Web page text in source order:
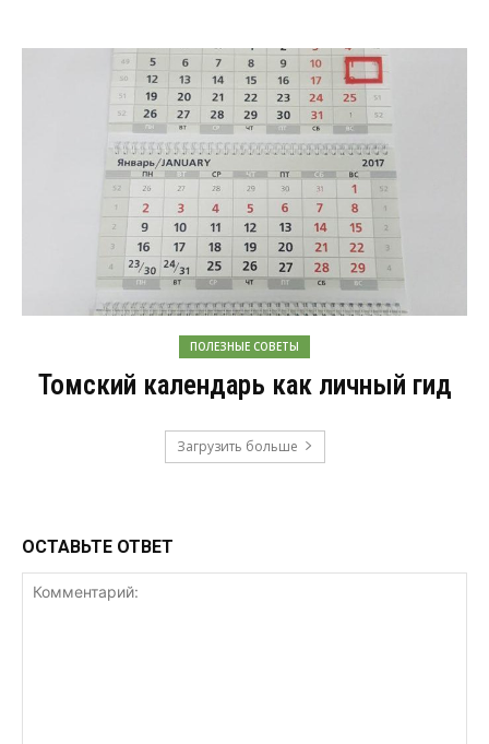
ПОЛЕЗНЫЕ СОВЕТЫ
Томский календарь как личный гид
Загрузить больше
ОСТАВЬТЕ ОТВЕТ